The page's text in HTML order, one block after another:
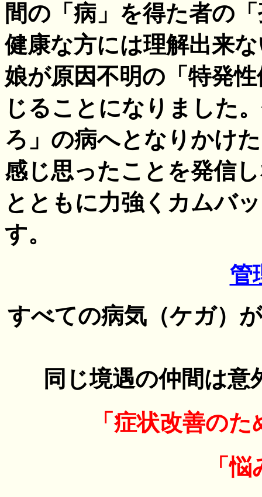
間の「病」を得た者の
健康な方には理解出来
娘が原因不明の「特発
じることになりました
ろ」の病へとなりかけ
感じ思ったことを発信
とともに力強くカムバ
す。
管
すべての病気（ケガ）
同じ境遇の仲間は
「症状改善の
「